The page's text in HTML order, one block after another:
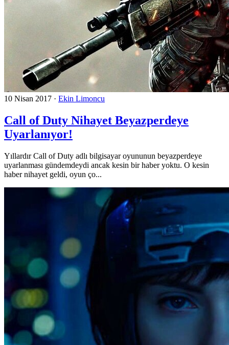
10 Nisan 2017 · Ekin Limoncu
Call of Duty Nihayet Beyazperdeye
Uyarlanıyor!
Yıllardır Call of Duty adlı bilgisayar oyununun beyazperdeye
uyarlanması gündemdeydi ancak kesin bir haber yoktu. O kesin
haber nihayet geldi, oyun ço...